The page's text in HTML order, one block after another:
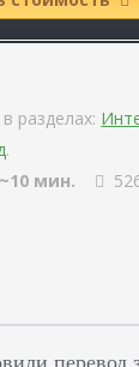
разделах:
.
~10 мин.
перевод